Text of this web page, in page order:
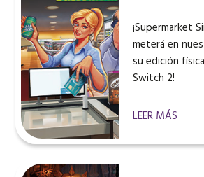
¡Supermarket
meterá en
su edición
Switch 2!
LEER MÁS